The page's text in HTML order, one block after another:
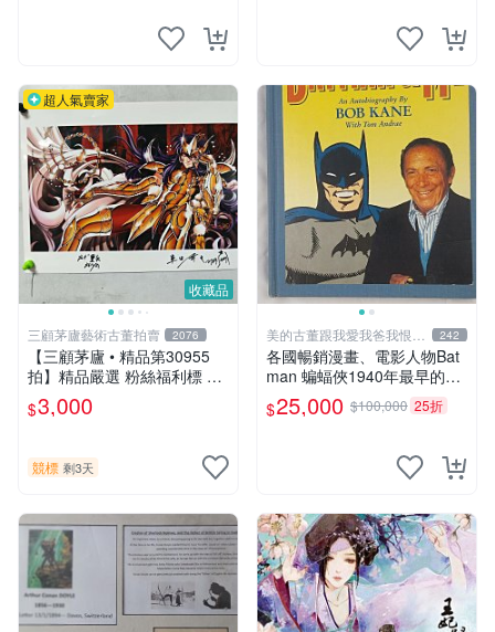
案，限量鑑定簽名信件
收藏品
超人氣賣家
三顧茅廬藝術古董拍賣 2076
【三顧茅廬 • 精品第30955
拍】精品嚴選 粉絲福利標 日
本動漫大師 車田正美簽名照
片《聖鬥士星矢》！ 特惠起
$3,000
競標 剩3天
美的古董跟我愛我爸我恨壞
人
242
各國暢銷漫畫、電影人物Bat
man 蝙蝠俠1940年最早的創
作者，這本書是Batman and
me 是Bob Kane 1990年出的
$25,000 $100,000 25折